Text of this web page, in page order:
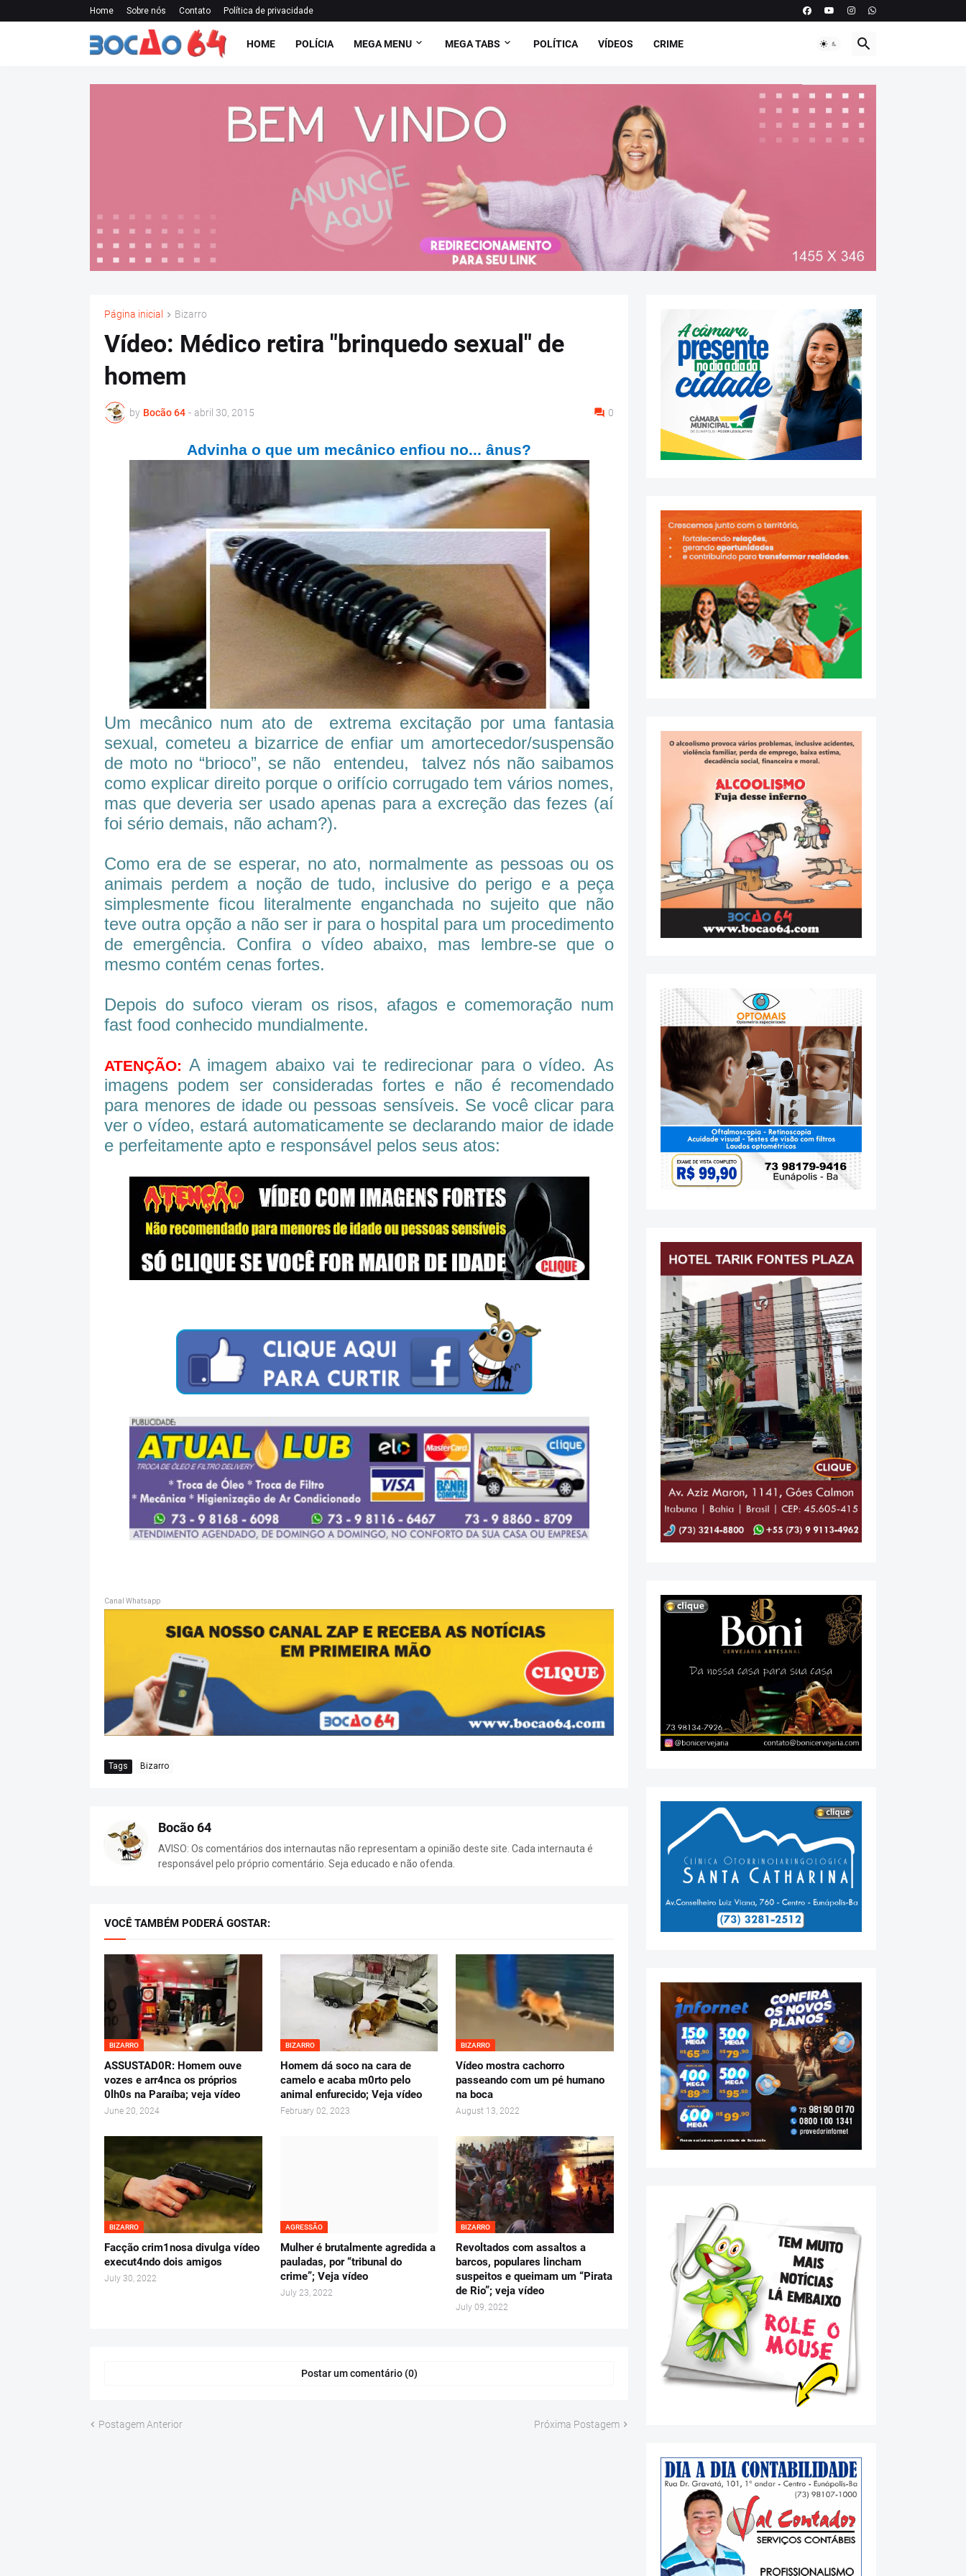
Home Sobre nós Contato Política de privacidade
HOME POLÍCIA MEGA MENU MEGA TABS POLÍTICA VÍDEOS CRIME
Página inicial Bizarro
Vídeo: Médico retira "brinquedo sexual" de
homem
by Bocão 64 - abril 30, 2015 0
Advinha o que um mecânico enfiou no... ânus?
Um mecânico num ato de extrema excitação por uma fantasia
sexual, cometeu a bizarrice de enfiar um amortecedor/suspensão
de moto no “brioco”, se não entendeu, talvez nós não saibamos
como explicar direito porque o orifício corrugado tem vários nomes,
mas que deveria ser usado apenas para a excreção das fezes (aí
foi sério demais, não acham?).
Como era de se esperar, no ato, normalmente as pessoas ou os
animais perdem a noção de tudo, inclusive do perigo e a peça
simplesmente ficou literalmente enganchada no sujeito que não
teve outra opção a não ser ir para o hospital para um procedimento
de emergência. Confira o vídeo abaixo, mas lembre-se que o
mesmo contém cenas fortes.
Depois do sufoco vieram os risos, afagos e comemoração num
fast food conhecido mundialmente.
ATENÇÃO: A imagem abaixo vai te redirecionar para o vídeo. As
imagens podem ser consideradas fortes e não é recomendado
para menores de idade ou pessoas sensíveis. Se você clicar para
ver o vídeo, estará automaticamente se declarando maior de idade
e perfeitamente apto e responsável pelos seus atos:
Canal Whatsapp
Tags Bizarro
Bocão 64
AVISO: Os comentários dos internautas não representam a opinião deste site. Cada internauta é
responsável pelo próprio comentário. Seja educado e não ofenda.
VOCÊ TAMBÉM PODERÁ GOSTAR:
BIZARRO
ASSUSTAD0R: Homem ouve
vozes e arr4nca os próprios
0lh0s na Paraíba; veja vídeo
June 20, 2024
BIZARRO
Homem dá soco na cara de
camelo e acaba m0rto pelo
animal enfurecido; Veja vídeo
February 02, 2023
BIZARRO
Vídeo mostra cachorro
passeando com um pé humano
na boca
August 13, 2022
BIZARRO
Facção crim1nosa divulga vídeo
execut4ndo dois amigos
July 30, 2022
AGRESSÃO
Mulher é brutalmente agredida a
pauladas, por “tribunal do
crime”; Veja vídeo
July 23, 2022
BIZARRO
Revoltados com assaltos a
barcos, populares lincham
suspeitos e queimam um “Pirata
de Rio”; veja vídeo
July 09, 2022
Postar um comentário (0)
Postagem Anterior Próxima Postagem